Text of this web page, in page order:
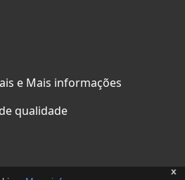
x
e Mais informações
qualidade